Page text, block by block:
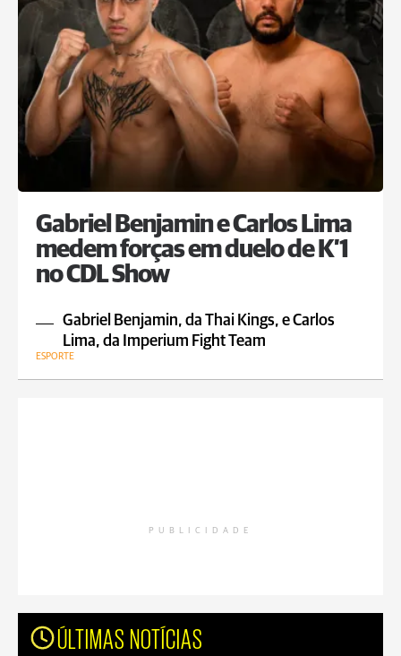
Gabriel Benjamin e Carlos Lima
medem forças em duelo de K’1
no CDL Show
Gabriel Benjamin, da Thai Kings, e Carlos
Lima, da Imperium Fight Team
ESPORTE
PUBLICIDADE
ÚLTIMAS NOTÍCIAS